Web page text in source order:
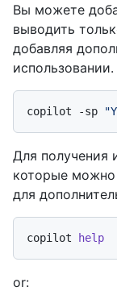
Вы можете
выводить
добавляя
использовании.
copilot -sp
Для получения
которые можно
для
copilot help
or: